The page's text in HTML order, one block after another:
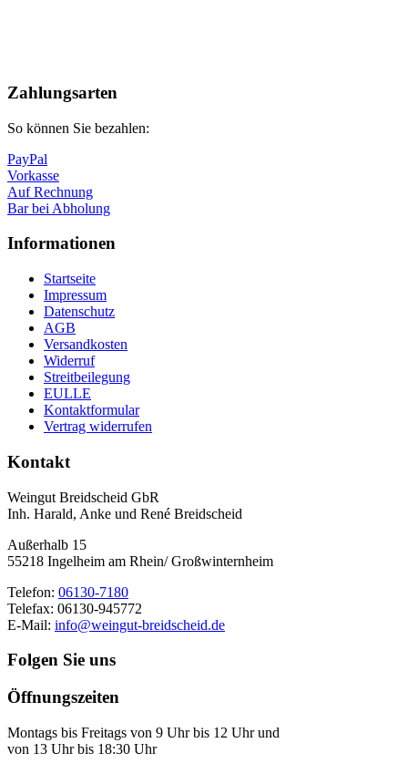
oben
Zahlungsarten
So können Sie bezahlen:
PayPal
Vorkasse
Auf Rechnung
Bar bei Abholung
Informationen
Startseite
Impressum
Datenschutz
AGB
Versandkosten
Widerruf
Streitbeilegung
EULLE
Kontaktformular
Vertrag widerrufen
Kontakt
Weingut Breidscheid GbR
Inh. Harald, Anke und René Breidscheid
Außerhalb 15
55218 Ingelheim am Rhein/ Großwinternheim
Telefon: 06130-7180
Telefax: 06130-945772
E-Mail: info@weingut-breidscheid.de
Folgen Sie uns
Öffnungszeiten
Montags bis Freitags von 9 Uhr bis 12 Uhr und
von 13 Uhr bis 18:30 Uhr